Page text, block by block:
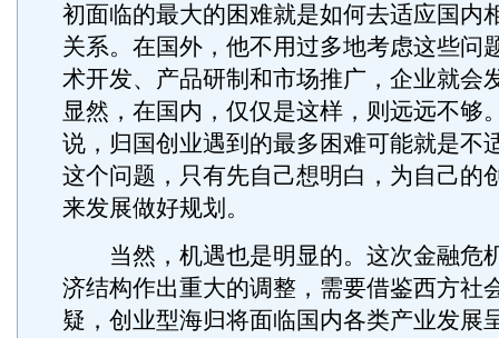
初面临的最大的困难就是如何去适应国内
关系。在国外，他不用过多地考虑这些问
术开发、产品研制和市场推广，企业就会
显然，在国内，仅仅是这样，则远远不够
说，归国创业遇到的最多困难可能就是不
这个问题，只有先自己想明白，为自己的
来发展做好规划。
当然，机遇也是明显的。这次金融危
济结构作出重大的调整，需要借鉴西方社
疑，创业型海归将面临国内各类产业发展